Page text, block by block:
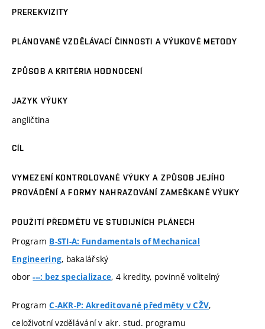
PREREKVIZITY
PLÁNOVANÉ VZDĚLÁVACÍ ČINNOSTI A VÝUKOVÉ METODY
ZPŮSOB A KRITÉRIA HODNOCENÍ
JAZYK VÝUKY
angličtina
CÍL
VYMEZENÍ KONTROLOVANÉ VÝUKY A ZPŮSOB JEJÍHO
PROVÁDĚNÍ A FORMY NAHRAZOVÁNÍ ZAMEŠKANÉ VÝUKY
POUŽITÍ PŘEDMĚTU VE STUDIJNÍCH PLÁNECH
Program B-STI-A: Fundamentals of Mechanical
Engineering, bakalářský
obor---: bez specializace, 4 kredity, povinně volitelný
ProgramC-AKR-P: Akreditované předměty v CŽV,
celoživotní vzdělávání v akr. stud. programu